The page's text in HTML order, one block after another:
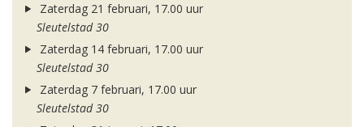
Zaterdag 21 februari, 17.00 uur
Sleutelstad 30
Zaterdag 14 februari, 17.00 uur
Sleutelstad 30
Zaterdag 7 februari, 17.00 uur
Sleutelstad 30